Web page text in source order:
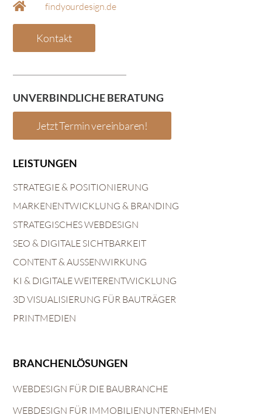
findyourdesign.de
Kontakt
UNVERBINDLICHE BERATUNG
Jetzt Termin vereinbaren!
LEISTUNGEN
STRATEGIE & POSITIONIERUNG
MARKENENTWICKLUNG & BRANDING
STRATEGISCHES WEBDESIGN
SEO & DIGITALE SICHTBARKEIT
CONTENT & AUSSENWIRKUNG
KI & DIGITALE WEITERENTWICKLUNG
3D VISUALISIERUNG FÜR BAUTRÄGER
PRINTMEDIEN
BRANCHENLÖSUNGEN
WEBDESIGN FÜR DIE BAUBRANCHE
WEBDESIGN FÜR IMMOBILIENUNTERNEHMEN